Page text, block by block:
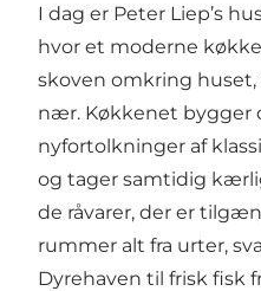
I dag er Peter Liep’s
hvor et moderne
skoven omkring
nær. Køkkenet bygger
nyfortolkninger af
og tager samtidig
de råvarer, der er
rummer alt fra urter,
Dyrehaven til frisk fisk